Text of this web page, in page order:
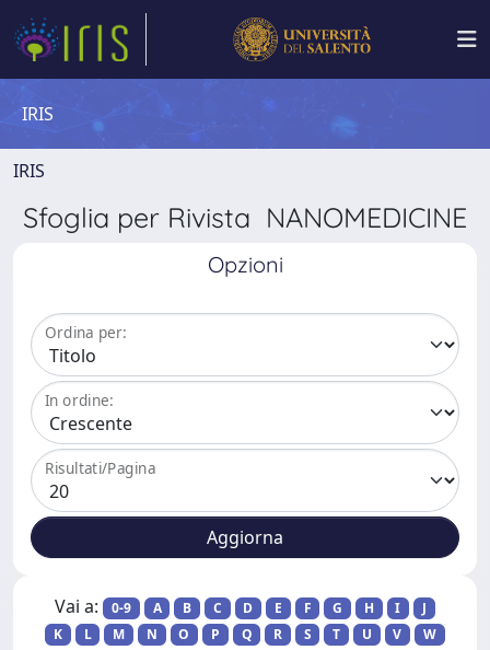
IRIS
IRIS
Sfoglia per Rivista NANOMEDICINE
Opzioni
Ordina per:
In ordine:
Risultati/Pagina
Vai a: 0-9 A B C D E F G H I
J
K
L M N O P Q R S T U V
W